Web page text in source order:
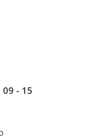
09 - 15